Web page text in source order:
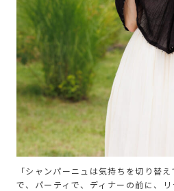
「シャンパーニュは気持ちを切り替
で、パーティで、ディナーの前に、